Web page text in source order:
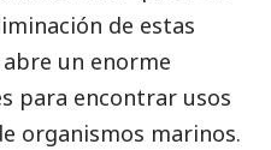
de estas
un enorme
para encontrar usos
organismos marinos.